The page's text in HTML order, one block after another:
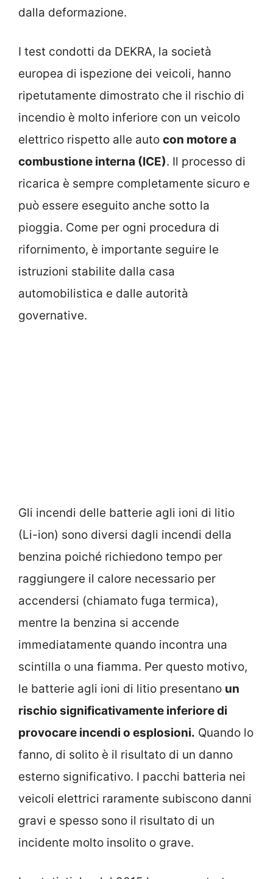
dalla deformazione.
I test condotti da DEKRA, la società
europea di ispezione dei veicoli, hanno
ripetutamente dimostrato che il rischio di
incendio è molto inferiore con un veicolo
elettrico rispetto alle auto con motore a
combustione interna (ICE). Il processo di
ricarica è sempre completamente sicuro e
può essere eseguito anche sotto la
pioggia. Come per ogni procedura di
rifornimento, è importante seguire le
istruzioni stabilite dalla casa
automobilistica e dalle autorità
governative.
Gli incendi delle batterie agli ioni di litio
(Li-ion) sono diversi dagli incendi della
benzina poiché richiedono tempo per
raggiungere il calore necessario per
accendersi (chiamato fuga termica),
mentre la benzina si accende
immediatamente quando incontra una
scintilla o una fiamma. Per questo motivo,
le batterie agli ioni di litio presentano un
rischio significativamente inferiore di
provocare incendi o esplosioni. Quando lo
fanno, di solito è il risultato di un danno
esterno significativo. I pacchi batteria nei
veicoli elettrici raramente subiscono danni
gravi e spesso sono il risultato di un
incidente molto insolito o grave.